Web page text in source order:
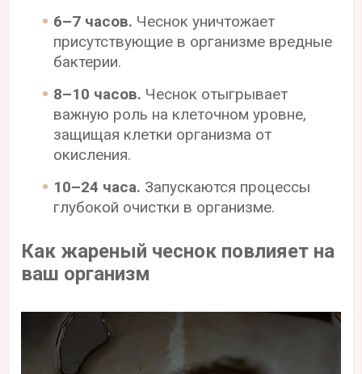
6–7 часов. Чеснок уничтожает
присутствующие в организме вредные
бактерии.
8–10 часов. Чеснок отыгрывает
важную роль на клеточном уровне,
защищая клетки организма от
окисления.
10–24 часа. Запускаются процессы
глубокой очистки в организме.
Как жареный чеснок повлияет на
ваш организм